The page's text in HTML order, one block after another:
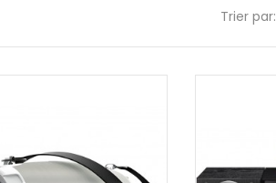
Trier par: